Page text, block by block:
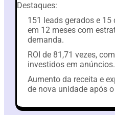
Destaques:
151 leads gerados e
em 12 meses com
demanda.
ROI de 81,71 vezes,
investidos em anúncios.
Aumento da receita e
de nova unidade após